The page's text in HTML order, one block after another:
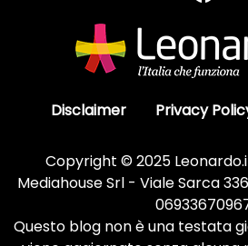
Disclaimer Privacy
Copyright © 2025
Mediahouse Srl - Viale Sarca
Questo blog non è una testata